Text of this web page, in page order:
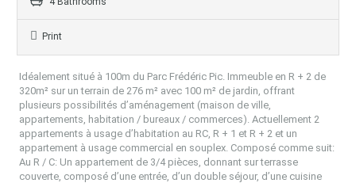
Print
Idéalement situé à 100m du Parc Frédéric Pic. Immeuble en R + 2 de
320m² sur un terrain de 276 m² avec 100 m² de jardin, offrant
plusieurs possibilités d’aménagement (maison de ville,
appartements, habitation / bureaux / commerces). Actuellement 2
appartements à usage d’habitation au RC, R + 1 et R + 2 et un
appartement à usage commercial en souplex. Composé comme suit:
Au R / C: Un appartement de 3/4 pièces, donnant sur terrasse
couverte, composé d’une entrée, d’un double séjour, d’une cuisine